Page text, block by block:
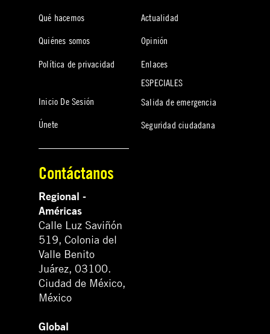
Qué hacemos
Quiénes somos
Política de privacidad
Inicio De Sesión
Únete
Actualidad
Opinión
Enlaces
ESPECIALES
Salida de emergencia
Seguridad ciudadana
Contáctanos
Regional -
Américas
Calle Luz Saviñón
519, Colonia del
Valle Benito
Juárez, 03100.
Ciudad de México,
México
Global